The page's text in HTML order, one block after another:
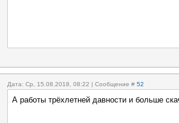
Дата: Ср, 15.08.2018, 08:22 | Сообщение # 52
А работы трёхлетней давности и больше